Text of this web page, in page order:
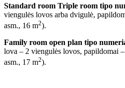
Standard room Triple room tipo
viengulės lovos arba dvigulė,
asm., 16 m2).
Family room open plan tipo
lova – 2 viengulės lovos, papildomai
asm., 17 m2).